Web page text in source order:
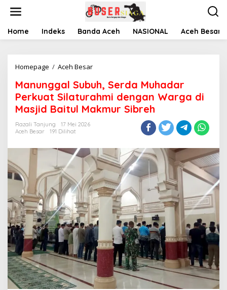
t
Home Indeks Banda Aceh NASIONAL Aceh Besar
Homepage / Aceh Besar
n
u
n
g
S
u
b
u
h
,
S
e
r
d
a
M
u
h
a
d
Manunggal Subuh, Serda Muhadar
Perkuat Silaturahmi dengan Warga di
Masjid Baitul Makmur Sibreh
Razali Tanjung
17 Mei 2026
Aceh Besar
191 Dilihat